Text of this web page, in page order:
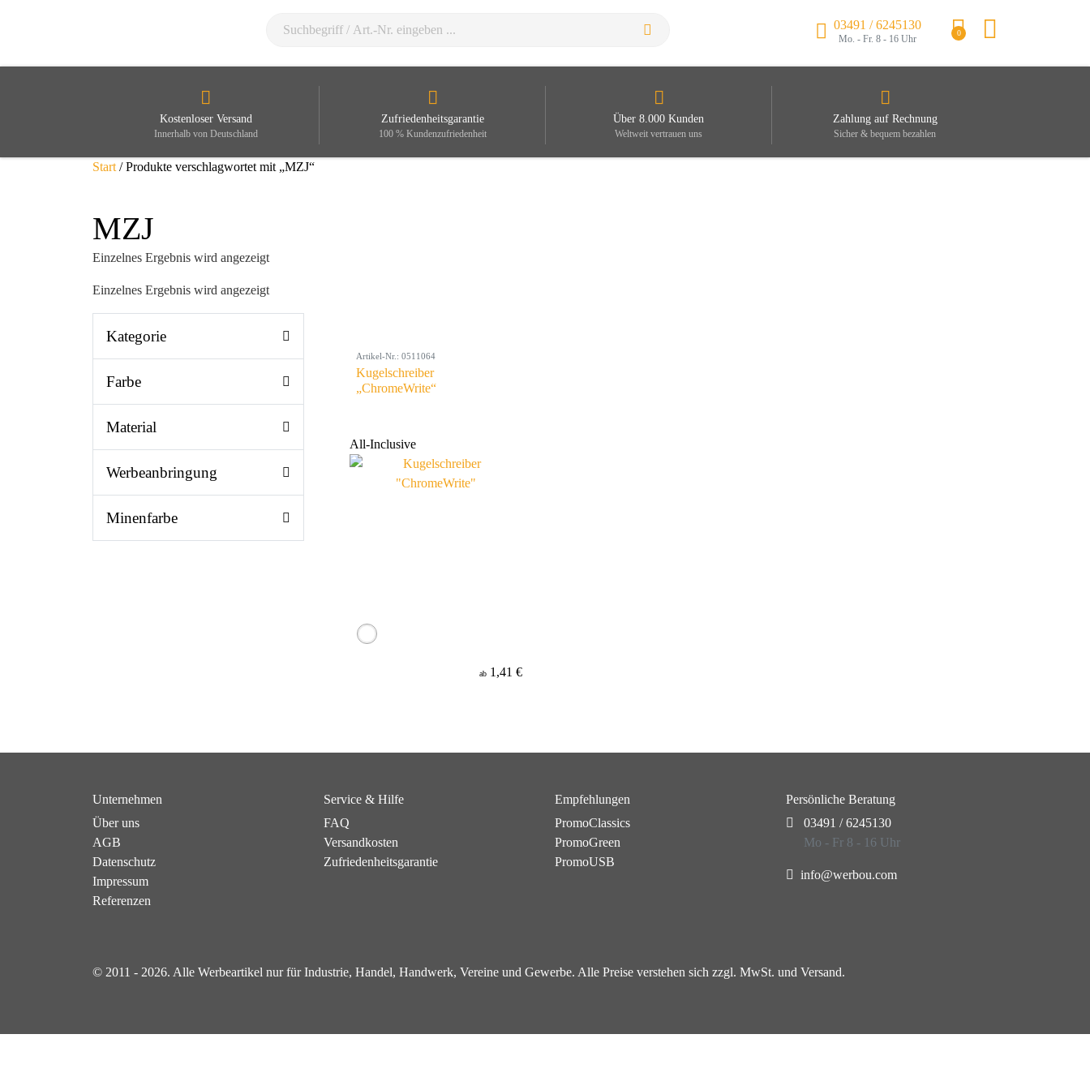
03491 / 6245130
Mo. - Fr. 8 - 16 Uhr
0
Kostenloser Versand
Innerhalb von Deutschland
Zufriedenheitsgarantie
100 % Kundenzufriedenheit
Über 8.000 Kunden
Weltweit vertrauen uns
Zahlung auf Rechnung
Sicher & bequem bezahlen
Start / Produkte verschlagwortet mit „MZJ“
MZJ
Einzelnes Ergebnis wird angezeigt
Einzelnes Ergebnis wird angezeigt
Kategorie
Farbe
Material
Werbeanbringung
Minenfarbe
Artikel-Nr.: 0511064
Kugelschreiber
„ChromeWrite“
All-Inclusive
ab 1,41 €
Unternehmen
Über uns
AGB
Datenschutz
Impressum
Referenzen
Service & Hilfe
FAQ
Versandkosten
Zufriedenheitsgarantie
Empfehlungen
PromoClassics
PromoGreen
PromoUSB
Persönliche Beratung
03491 / 6245130
Mo - Fr 8 - 16 Uhr
info@werbou.com
© 2011 - 2026. Alle Werbeartikel nur für Industrie, Handel, Handwerk, Vereine und Gewerbe. Alle Preise verstehen sich zzgl. MwSt. und Versand.